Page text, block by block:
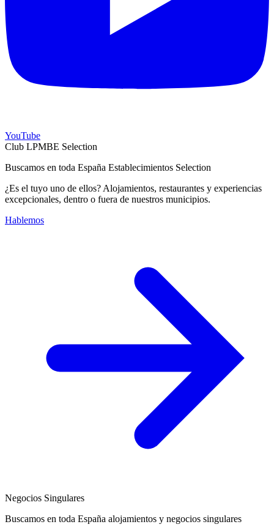
YouTube
Club LPMBE Selection
Buscamos en toda España Establecimientos Selection
¿Es el tuyo uno de ellos? Alojamientos, restaurantes y experiencias
excepcionales, dentro o fuera de nuestros municipios.
Hablemos
Negocios Singulares
Buscamos en toda España alojamientos y negocios singulares